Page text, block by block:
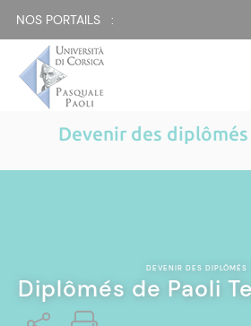
NOS PORTAILS :
Devenir des diplômés
DEVENIR DES DIPLÔMÉS
Diplômés de Paoli